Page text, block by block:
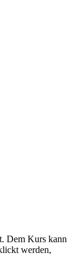
Dem Kurs kann
werden,